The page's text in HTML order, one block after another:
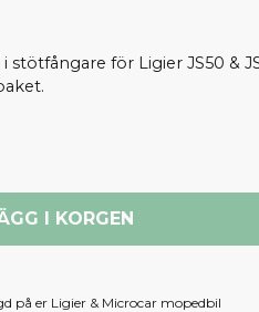
stötfångare för Ligier JS50 &
I KORGEN
på er Ligier & Microcar mopedbil